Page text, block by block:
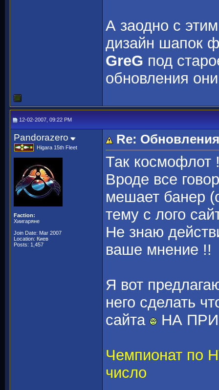
А заодно с
дизайн шапок
GreG под
обновления
12-02-2007, 09:22 PM
Pandorazero
Higara 15th Fleet
Faction:
Хиигаряне
Join Date: Mar 2007
Location: Киев
Posts: 1,457
Re:
Так космофлот
Вроде все
мешает банер
тему с лого
Не знаю
ваше мнение !!
Я вот
него сделать
сайта
НА
Чемпионат по
число